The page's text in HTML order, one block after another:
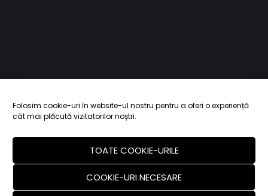
Folosim cookie-uri în website-ul nostru pentru a oferi o experiență
cât mai plăcută vizitatorilor noștri.
TOATE COOKIE-URILE
COOKIE-URI NECESARE